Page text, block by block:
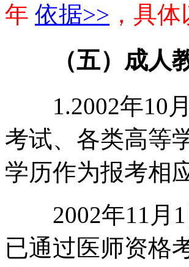
年 依据>> ，具
（五）成人
1.2002年10月
考试、各类高等
学历作为报考相
2002年11月1
已通过医师资格